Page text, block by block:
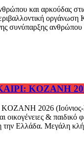
και αρκούδας
οργάνωση
συνύπαρξης ανθρώπου
KOZANH 2026
2026 (Ιούνιος-
οικογένειες &
την Ελλάδα. Μεγάλη